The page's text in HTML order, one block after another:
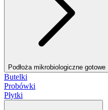
Podłoża mikrobiologiczne gotowe
Butelki
Probówki
Płytki